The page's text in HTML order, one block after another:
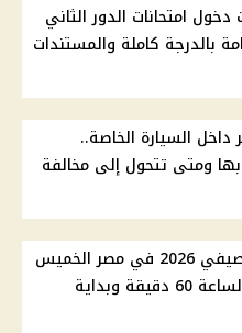
امتحانات الدور الثاني
العامة بالدرجة كاملة والمستندات
السيارة الخاصة..
ومتى تتحول إلى مخالفة
انتهاء التوقيت الصيفي 2026 في مصر الخميس
29 أكتوبر وتأخير الساعة 60 دقيقة وبداية